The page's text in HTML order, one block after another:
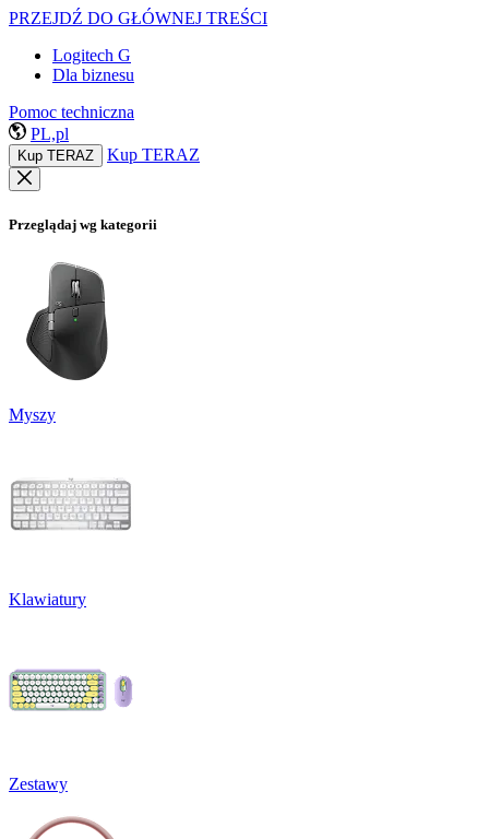
PRZEJDŹ DO GŁÓWNEJ TREŚCI
Logitech G
Dla biznesu
Pomoc techniczna
PL,pl
Kup TERAZ Kup TERAZ
Przeglądaj wg kategorii
Myszy
Klawiatury
Zestawy